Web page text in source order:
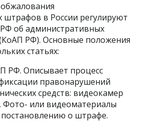
в России регулируют
об административных
РФ). Основные положения
статьях:
РФ. Описывает процесс
правонарушений
средств: видеокамер
Фото- или видеоматериалы
о штрафе.